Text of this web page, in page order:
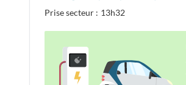
Prise secteur : 13h32